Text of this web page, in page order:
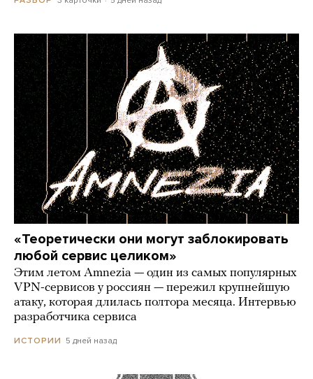
«Теоретически они могут заблокировать
любой сервис целиком»
Этим летом Amnezia — один из самых популярных
VPN-сервисов у россиян — пережил крупнейшую
атаку, которая длилась полтора месяца. Интервью
разработчика сервиса
ИСТОРИИ 5 дней назад